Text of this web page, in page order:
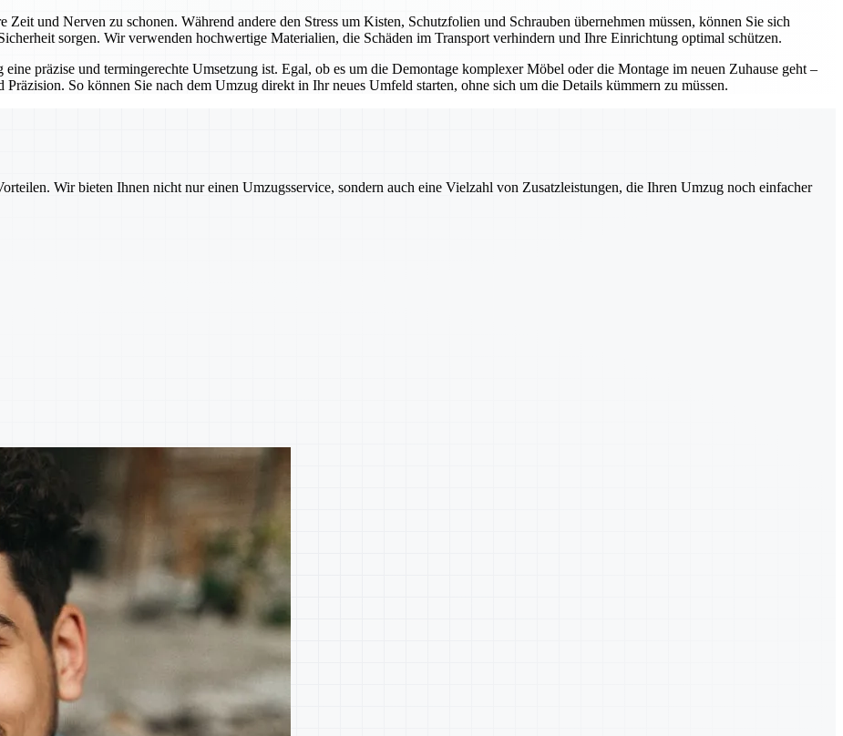
und Nerven zu schonen. Während andere den Stress um Kisten, Schutzfolien und Schrauben übernehmen müssen, können Sie sich
sorgen. Wir verwenden hochwertige Materialien, die Schäden im Transport verhindern und Ihre Einrichtung optimal schützen.
präzise und termingerechte Umsetzung ist. Egal, ob es um die Demontage komplexer Möbel oder die Montage im neuen Zuhause geht –
So können Sie nach dem Umzug direkt in Ihr neues Umfeld starten, ohne sich um die Details kümmern zu müssen.
Wir bieten Ihnen nicht nur einen Umzugsservice, sondern auch eine Vielzahl von Zusatzleistungen, die Ihren Umzug noch einfacher